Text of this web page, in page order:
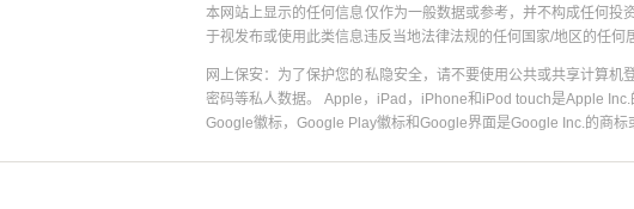
本网站上显示的任何信息仅作为一般数据或参考，并不构成任何
于视发布或使用此类信息违反当地法律法规的任何国家/地区的任
网上保安：为了保护您的私隐安全，请不要使用公共或共享计算
密码等私人数据。 Apple，iPad，iPhone和iPod touch是Apple
Google徽标，Google Play徽标和Google界面是Google Inc.的商标